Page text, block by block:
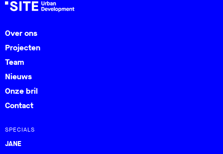
Over ons
Projecten
Team
Nieuws
Onze bril
Contact
SPECIALS
JANE